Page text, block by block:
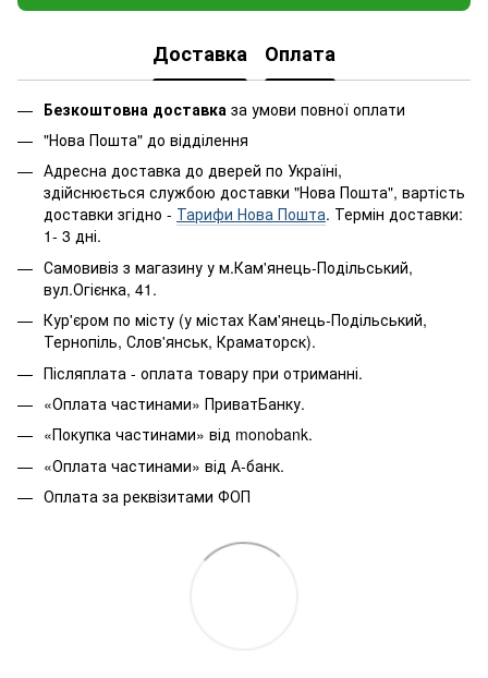
Доставка Оплата
Безкоштовна доставка за умови повної оплати
"Нова Пошта" до відділення
Адресна доставка до дверей по Україні,
здійснюється службою доставки "Нова Пошта", вартість
доставки згідно - Тарифи Нова Пошта. Термін доставки:
1- 3 дні.
Самовивіз з магазину у м.Кам'янець-Подільський,
вул.Огієнка, 41.
Кур'єром по місту (у містах Кам'янець-Подільський,
Тернопіль, Слов'янськ, Краматорск).
Післяплата - оплата товару при отриманні.
«Оплата частинами» ПриватБанку.
«Покупка частинами» від monobank.
«Оплата частинами» від А-банк.
Оплата за реквізитами ФОП